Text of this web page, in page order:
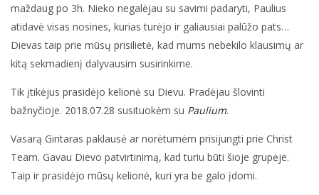
maždaug po 3h. Nieko negalėjau su savimi padaryti, Paulius
atidavė visas nosines, kurias turėjo ir galiausiai palūžo pats…
Dievas taip prie mūsų prisilietė, kad mums nebekilo klausimų ar
kitą sekmadienį dalyvausim susirinkime.
Tik įtikėjus prasidėjo kelionė su Dievu. Pradėjau šlovinti
bažnyčioje. 2018.07.28 susituokėm su Paulium.
Vasarą Gintaras paklausė ar norėtumėm prisijungti prie Christ
Team. Gavau Dievo patvirtinimą, kad turiu būti šioje grupėje.
Taip ir prasidėjo mūsų kelionė, kuri yra be galo įdomi.